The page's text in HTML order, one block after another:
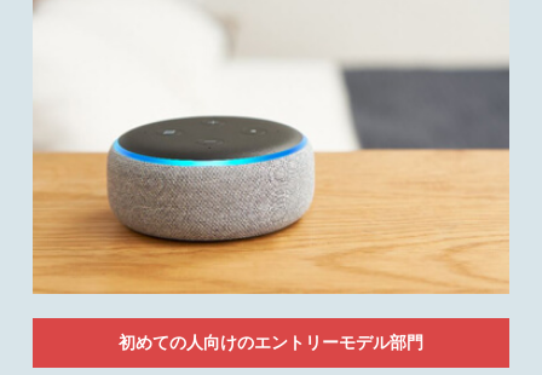
初めての人向けのエントリーモデル部門